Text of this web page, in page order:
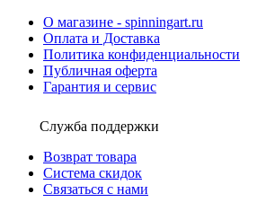
О магазине - spinningart.ru
Оплата и Доставка
Политика конфиденциальности
Публичная оферта
Гарантия и сервис
Служба поддержки
Возврат товара
Система скидок
Связаться с нами